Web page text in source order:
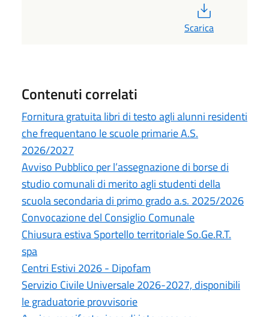
Scarica
Contenuti correlati
Fornitura gratuita libri di testo agli alunni residenti
che frequentano le scuole primarie A.S.
2026/2027
Avviso Pubblico per l’assegnazione di borse di
studio comunali di merito agli studenti della
scuola secondaria di primo grado a.s. 2025/2026
Convocazione del Consiglio Comunale
Chiusura estiva Sportello territoriale So.Ge.R.T.
spa
Centri Estivi 2026 - Dipofam
Servizio Civile Universale 2026-2027, disponibili
le graduatorie provvisorie